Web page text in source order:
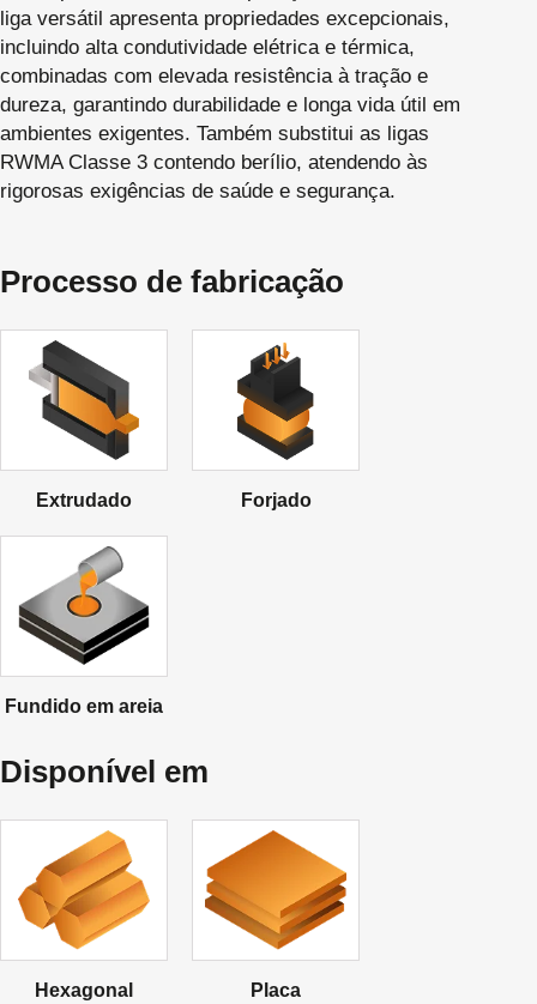
liga versátil apresenta propriedades excepcionais,
incluindo alta condutividade elétrica e térmica,
combinadas com elevada resistência à tração e
dureza, garantindo durabilidade e longa vida útil em
ambientes exigentes. Também substitui as ligas
RWMA Classe 3 contendo berílio, atendendo às
rigorosas exigências de saúde e segurança.
Processo de fabricação
Extrudado Forjado
Fundido em areia
Disponível em
Hexagonal Placa